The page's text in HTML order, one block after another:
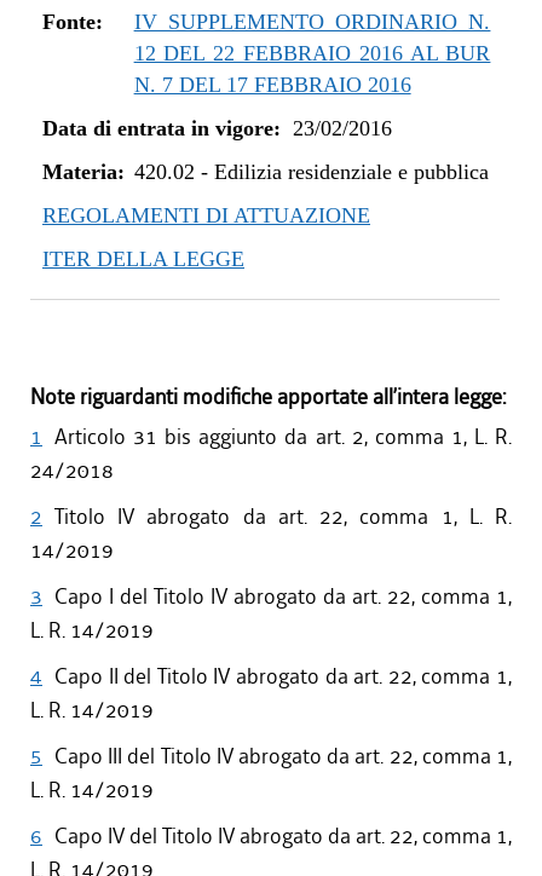
dal 01/05/2019 al 10/07/2019
dal 08/11/2018 al 30/04/2019
dal 29/03/2018 al 07/11/2018
dal 27/07/2017 al 04/01/2018
dal 13/04/2017 al 26/07/2017
dal 23/02/2016 al 12/04/2017
Fonte:
IV SUPPLEMENTO ORDINARIO N.
12 DEL 22 FEBBRAIO 2016 AL BUR
N. 7 DEL 17 FEBBRAIO 2016
Data di entrata in vigore: 23/02/2016
Materia: 420.02 - Edilizia residenziale e pubblica
REGOLAMENTI DI ATTUAZIONE
ITER DELLA LEGGE
Note riguardanti modifiche apportate all’intera legge:
1 Articolo 31 bis aggiunto da art. 2, comma 1, L. R.
24/2018
2 Titolo IV abrogato da art. 22, comma 1, L. R.
14/2019
3 Capo I del Titolo IV abrogato da art. 22, comma 1,
L. R. 14/2019
4 Capo II del Titolo IV abrogato da art. 22, comma 1,
L. R. 14/2019
5 Capo III del Titolo IV abrogato da art. 22, comma 1,
L. R. 14/2019
6 Capo IV del Titolo IV abrogato da art. 22, comma 1,